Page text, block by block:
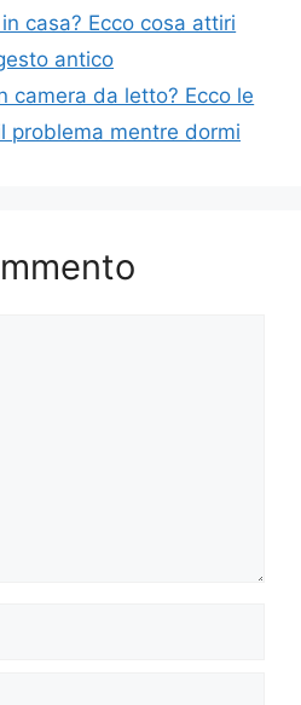
casa? Ecco cosa attiri
antico
camera da letto? Ecco le
problema mentre dormi